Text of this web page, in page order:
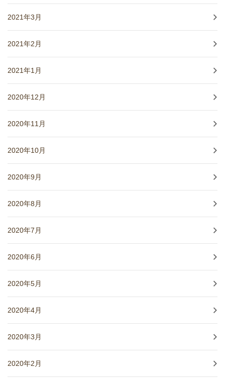
2021年3月
2021年2月
2021年1月
2020年12月
2020年11月
2020年10月
2020年9月
2020年8月
2020年7月
2020年6月
2020年5月
2020年4月
2020年3月
2020年2月